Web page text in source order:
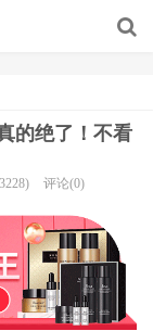
的绝了！不看
评论(0)